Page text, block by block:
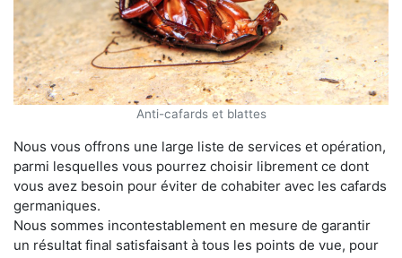
Anti-cafards et blattes
Nous vous offrons une large liste de services et opération,
parmi lesquelles vous pourrez choisir librement ce dont
vous avez besoin pour éviter de cohabiter avec les cafards
germaniques.
Nous sommes incontestablement en mesure de garantir
un résultat final satisfaisant à tous les points de vue, pour